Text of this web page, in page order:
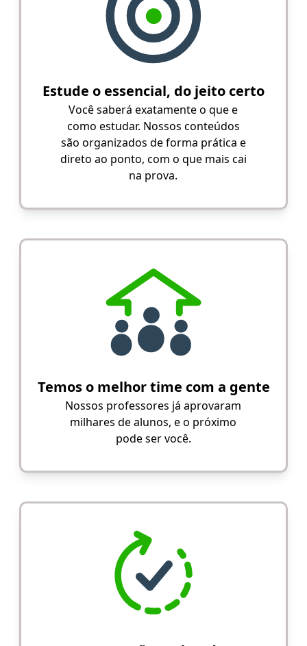
Estude o essencial, do jeito certo
Você saberá exatamente o que e
como estudar. Nossos conteúdos
são organizados de forma prática e
direto ao ponto, com o que mais cai
na prova.
Temos o melhor time com a gente
Nossos professores já aprovaram
milhares de alunos, e o próximo
pode ser você.